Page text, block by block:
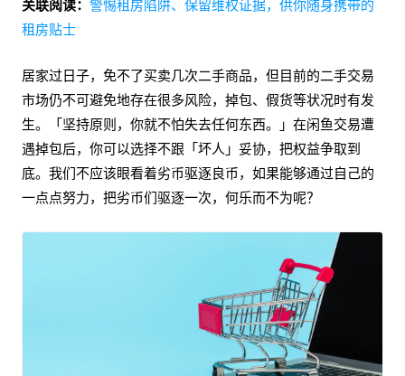
关联阅读： 警惕租房陷阱、保留维权证据，供你随身携带的
租房贴士
居家过日子，免不了买卖几次二手商品，但目前的二手交易
市场仍不可避免地存在很多风险，掉包、假货等状况时有发
生。「坚持原则，你就不怕失去任何东西。」在闲鱼交易遭
遇掉包后，你可以选择不跟「坏人」妥协，把权益争取到
底。我们不应该眼看着劣币驱逐良币，如果能够通过自己的
一点点努力，把劣币们驱逐一次，何乐而不为呢？